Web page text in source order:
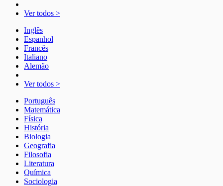
Ver todos >
Inglês
Espanhol
Francês
Italiano
Alemão
Ver todos >
Português
Matemática
Física
História
Biologia
Geografia
Filosofia
Literatura
Química
Sociologia